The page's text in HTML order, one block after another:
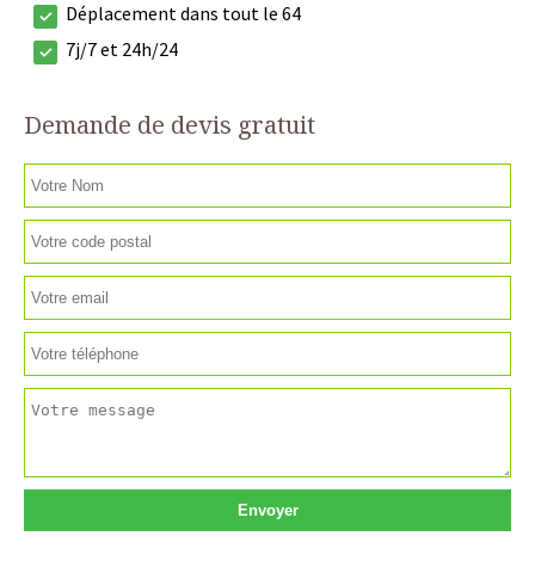
Déplacement dans tout le 64
7j/7 et 24h/24
Demande de devis gratuit